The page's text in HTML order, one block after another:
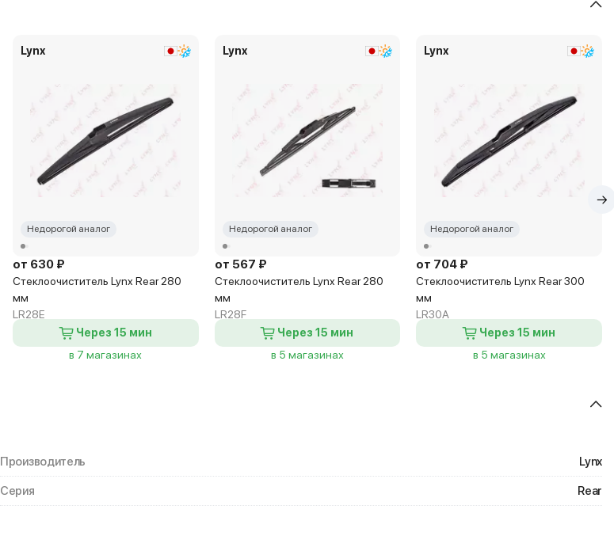
1 019 ₽
Lynx
Недорогой аналог
от 630 ₽
Стеклоочиститель Lynx Rear 280
мм
LR28E
Через 15 мин
в 7 магазинах
Lynx
Недорогой аналог
от 567 ₽
Стеклоочиститель Lynx Rear 280
мм
LR28F
Через 15 мин
в 5 магазинах
Lynx
Недорогой аналог
от 704 ₽
Стеклоочиститель Lynx Rear 300
мм
LR30A
Через 15 мин
в 5 магазинах
Производитель Lynx
Серия Rear